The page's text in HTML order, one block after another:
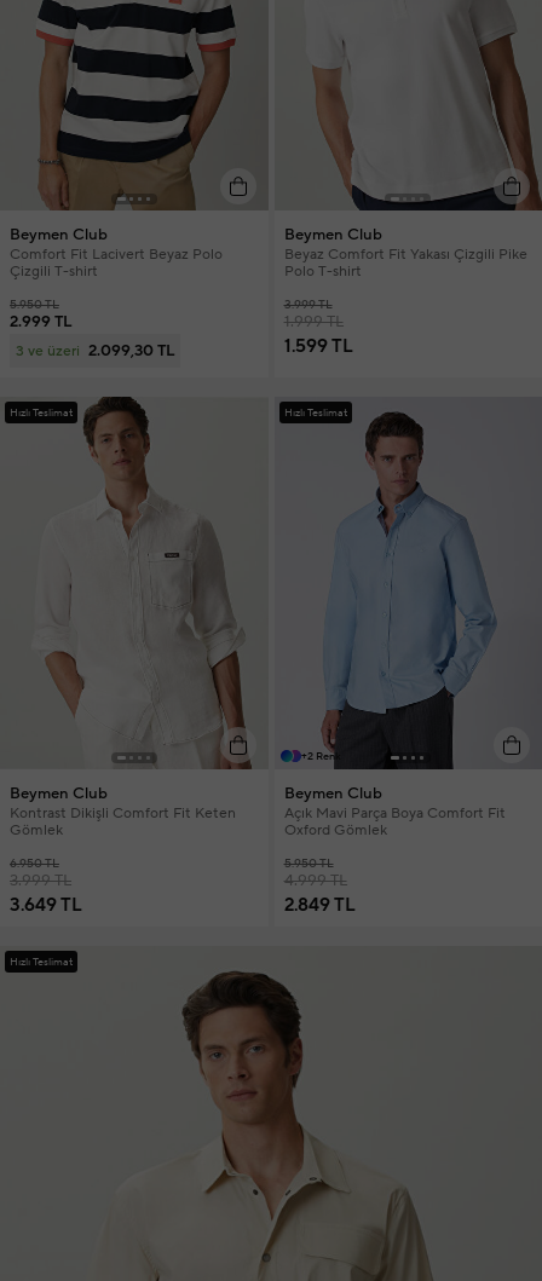
Beymen Club
Comfort Fit Lacivert Beyaz Polo
Çizgili T-shirt
5.950 TL
2.999 TL
3 ve üzeri 2.099,30 TL
Beymen Club
Beyaz Comfort Fit Yakası Çizgili Pike
Polo T-shirt
3.999 TL
1.999 TL
1.599 TL
Hızlı Teslimat
Beymen Club
Kontrast Dikişli Comfort Fit Keten
Gömlek
6.950 TL
3.999 TL
3.649 TL
Hızlı Teslimat
+2 Renk
Beymen Club
Açık Mavi Parça Boya Comfort Fit
Oxford Gömlek
5.950 TL
4.999 TL
2.849 TL
Hızlı Teslimat